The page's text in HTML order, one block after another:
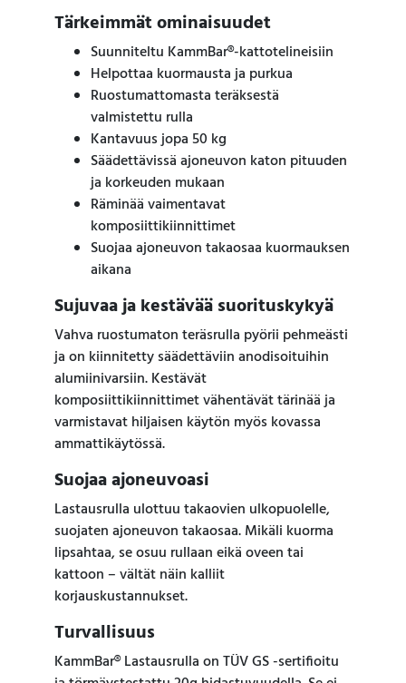
Tärkeimmät ominaisuudet
Suunniteltu KammBar®-kattotelineisiin
Helpottaa kuormausta ja purkua
Ruostumattomasta teräksestä
valmistettu rulla
Kantavuus jopa 50 kg
Säädettävissä ajoneuvon katon pituuden
ja korkeuden mukaan
Räminää vaimentavat
komposiittikiinnittimet
Suojaa ajoneuvon takaosaa kuormauksen
aikana
Sujuvaa ja kestävää suorituskykyä
Vahva ruostumaton teräsrulla pyörii pehmeästi
ja on kiinnitetty säädettäviin anodisoituihin
alumiinivarsiin. Kestävät
komposiittikiinnittimet vähentävät tärinää ja
varmistavat hiljaisen käytön myös kovassa
ammattikäytössä.
Suojaa ajoneuvoasi
Lastausrulla ulottuu takaovien ulkopuolelle,
suojaten ajoneuvon takaosaa. Mikäli kuorma
lipsahtaa, se osuu rullaan eikä oveen tai
kattoon – vältät näin kalliit
korjauskustannukset.
Turvallisuus
KammBar® Lastausrulla on TÜV GS -sertifioitu